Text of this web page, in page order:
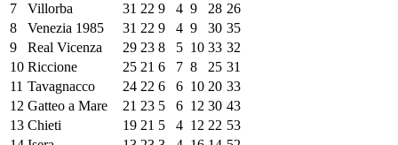
7
Villorba 31 22 9 4 9 28 26
8
Venezia 1985 31 22 9 4 9 30 35
9
Real Vicenza 29 23 8 5 10 33 32
10 Riccione 25 21 6 7 8 25 31
11 Tavagnacco 24 22 6 6 10 20 33
12 Gatteo a Mare 21 23 5 6 12 30 43
13 Chieti 19 21 5 4 12 22 53